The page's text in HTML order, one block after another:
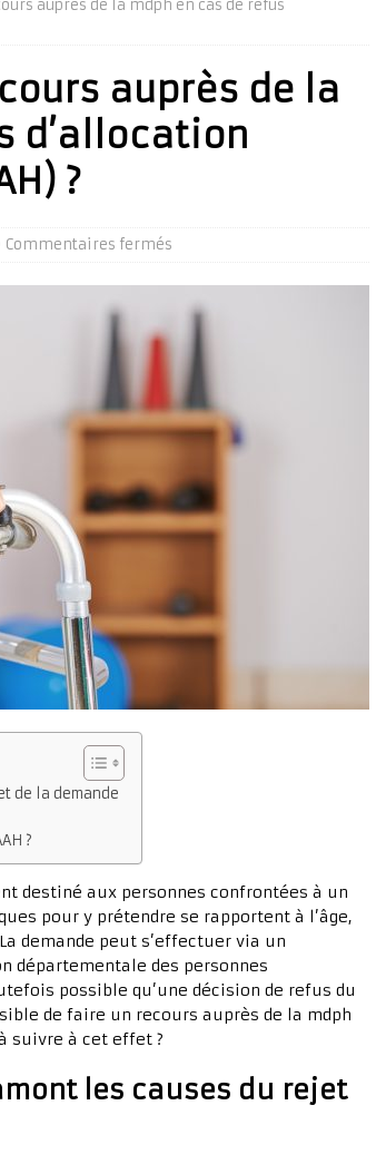
auprès de la mdph en cas de refus
auprès de la
d’allocation
?
Commentaires fermés
de la demande
?
destiné aux personnes confrontées à un
pour y prétendre se rapportent à l’âge,
demande peut s’effectuer via un
départementale des personnes
possible qu’une décision de refus du
de faire un recours auprès de la mdph
suivre à cet effet ?
les causes du rejet